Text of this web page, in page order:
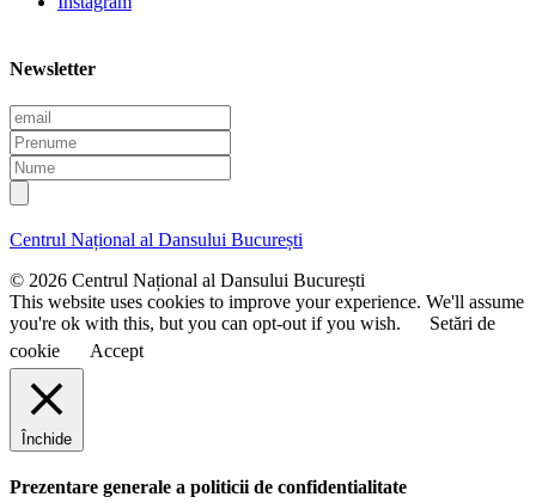
Newsletter
E
m
a
i
l
P
r
e
n
m
N
u
m
e
Centrul Național al Dansului București
© 2026 Centrul Național al Dansului București
This website uses cookies to improve your experience. We'll assume
you're ok with this, but you can opt-out if you wish.
Setări de
cookie
Accept
Închide
Prezentare generale a politicii de confidentialitate